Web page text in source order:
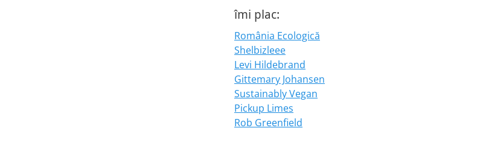
îmi plac:
România Ecologică
Shelbizleee
Levi Hildebrand
Gittemary Johansen
Sustainably Vegan
Pickup Limes
Rob Greenfield